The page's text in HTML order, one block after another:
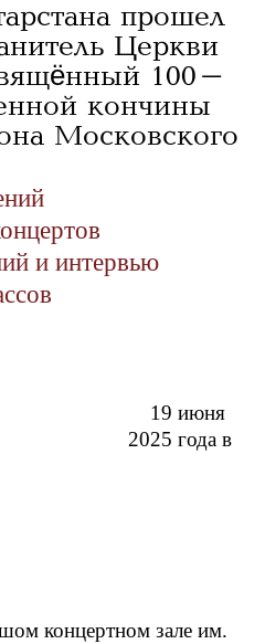
прошел
Церкви
100-
кончины
Московского
и интервью
19 июня
2025 года в
концертном зале им.